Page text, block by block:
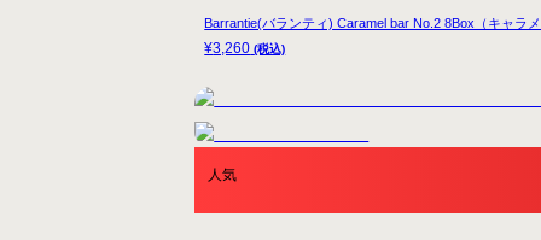
¥3,260 (税込)
Barrantie(バランティ) Caramel bar No.2 8Box（キャラ
人気